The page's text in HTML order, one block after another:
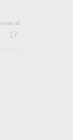
maandag
17